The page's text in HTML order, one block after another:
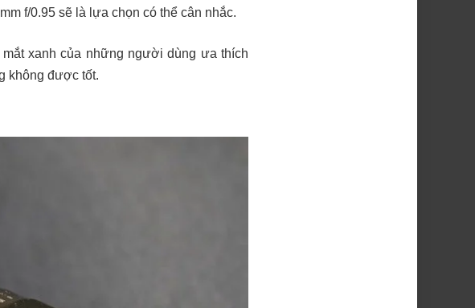
f/0.95 sẽ là lựa chọn có thể cân nhắc.
xanh của những người dùng ưa thích
không được tốt.